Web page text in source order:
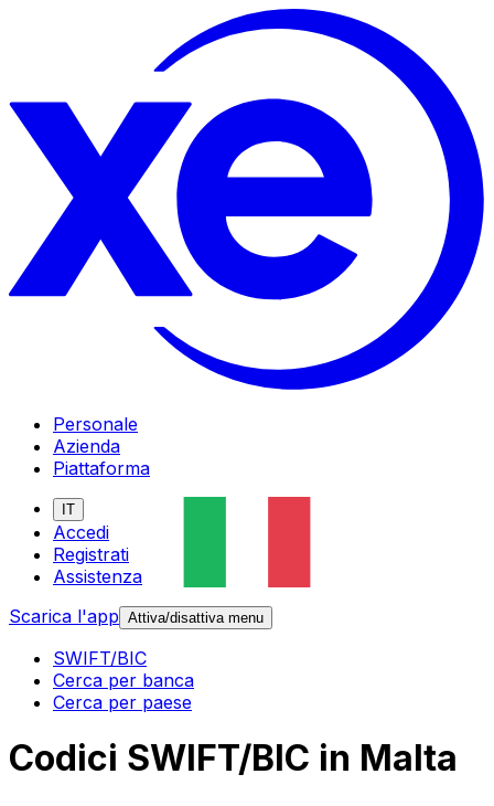
Personale
Azienda
Piattaforma
IT
Accedi
Registrati
Assistenza
Scarica l'app Attiva/disattiva menu
SWIFT/BIC
Cerca per banca
Cerca per paese
Codici SWIFT/BIC in Malta